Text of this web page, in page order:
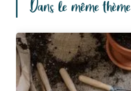
Dans le même thème